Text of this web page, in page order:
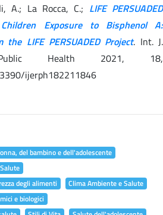
A.; La Rocca, C.; LIFE PERSUADED
Exposure to Bisphenol A:
LIFE PERSUADED Project. Int. J.
Health 2021, 18,
ijerph182211846
del bambino e dell'adolescente
degli alimenti
Clima Ambiente e Salute
e biologici